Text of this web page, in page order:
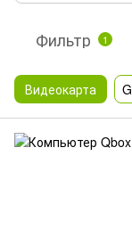
Фильтр 1
Видеокарта